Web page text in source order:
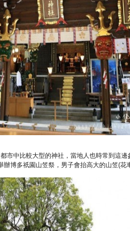
市中比較大型的神社，當地人也時常到這邊
辦博多祇園山笠祭，男子會抬高大的山笠(花